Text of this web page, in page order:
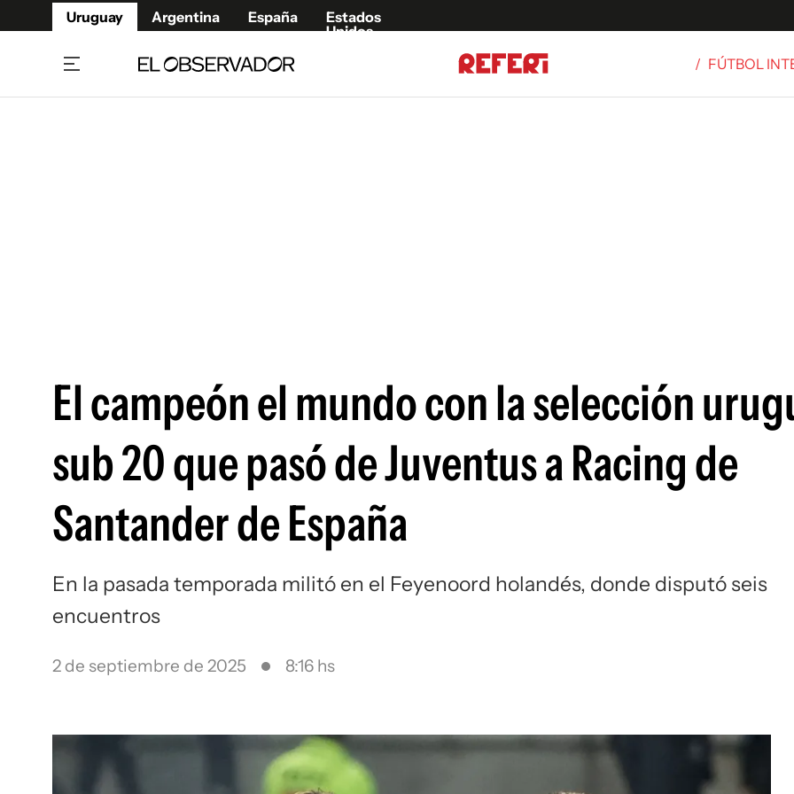
Uruguay Argentina España
Estados
Unidos
/ FÚTBOL
El campeón el mundo con la selección
sub 20 que pasó de Juventus a Racing de
Santander de España
En la pasada temporada militó en el Feyenoord holandés, donde disputó seis
encuentros
2 de septiembre de 2025 8:16 hs